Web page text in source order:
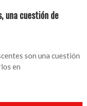
una cuestión de
son una cuestión
en